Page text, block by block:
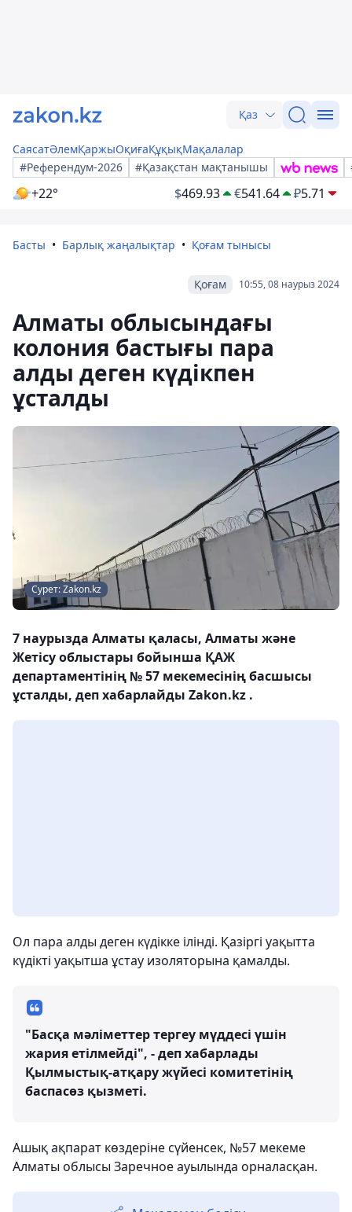
Қаз
СаясатӘлемҚаржыОқиғаҚұқықМақалалар
#Референдум-2026
#Қазақстан мақтанышы
+22° $469.93 €541.64 ₽5.71
Басты Барлық жаңалықтар Қоғам тынысы
10:55, 08 наурыз 2024
Қоғам
Алматы облысындағы
колония бастығы пара
алды деген күдікпен
ұсталды
Сурет: Zakon.kz
7 наурызда Алматы қаласы, Алматы және
Жетісу облыстары бойынша ҚАЖ
департаментінің № 57 мекемесінің басшысы
ұсталды, деп хабарлайды Zakon.kz .
Ол пара алды деген күдікке ілінді. Қазіргі уақытта
күдікті уақытша ұстау изоляторына қамалды.
"Басқа мәліметтер тергеу мүддесі үшін
жария етілмейді", - деп хабарлады
Қылмыстық-атқару жүйесі комитетінің
баспасөз қызметі.
Ашық ақпарат көздеріне сүйенсек, №57 мекеме
Алматы облысы Заречное ауылында орналасқан.